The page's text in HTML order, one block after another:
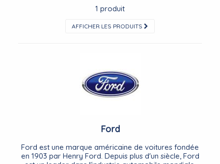
1 produit
AFFICHER LES PRODUITS
Ford
Ford est une marque américaine de voitures fondée
en 1903 par Henry Ford. Depuis plus d'un siècle, Ford